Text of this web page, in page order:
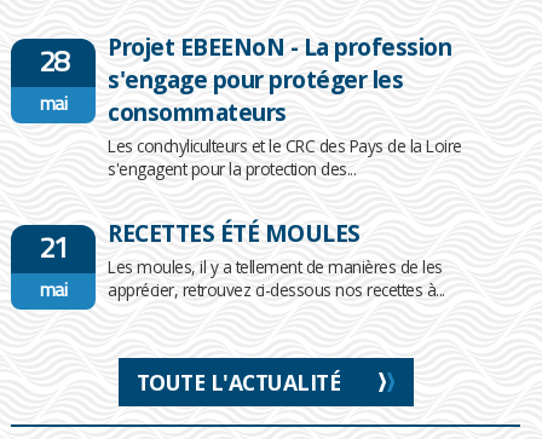
28
mai
Projet EBEENoN - La profession
s'engage pour protéger les
consommateurs
Les conchyliculteurs et le CRC des Pays de la Loire
s'engagent pour la protection des...
21
mai
RECETTES ÉTÉ MOULES
Les moules, il y a tellement de manières de les
apprécier, retrouvez ci-dessous nos recettes à...
TOUTE L'ACTUALITÉ